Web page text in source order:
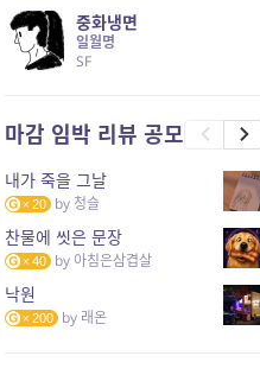
중화냉면
일월명
SF
마감 임박 리뷰 공모
내가 죽을 그날
20 by 청슬
찬물에 씻은 문장
40 by 아침은삼겹살
낙원
200 by 래온